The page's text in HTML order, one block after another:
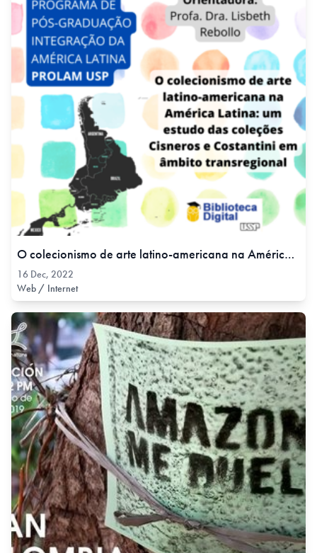
O colecionismo de arte latino-americana na América Latina: um estudo das coleções Cisneros e Costantini em âmbito transregional, 16 Dec, 2022
16 Dec, 2022
Web / Internet